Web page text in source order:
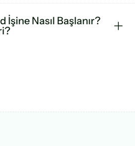
Nasıl Başlanır?